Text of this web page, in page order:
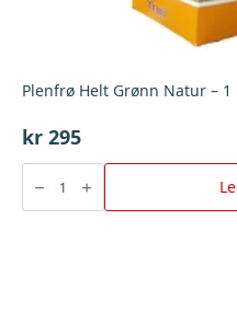
Plenfrø Helt Grønn Natur – 1
kr 295
Plenfrø
Grønn
Natur